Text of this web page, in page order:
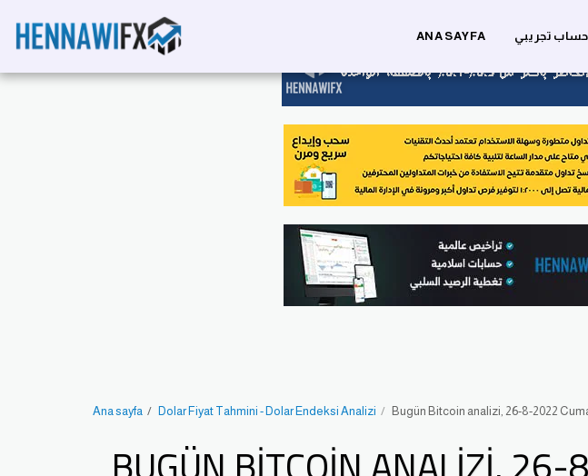
ANA SAYFA حساب تجريبي
Ana sayfa Dolar Fiyat Tahmini - Dolar Endeksi Analizi Bugün Bitcoin analizi, 26-8-2022